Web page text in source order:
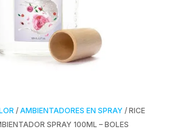
/ AMBIENTADORES EN SPRAY / RICE
SPRAY 100ML – BOLES